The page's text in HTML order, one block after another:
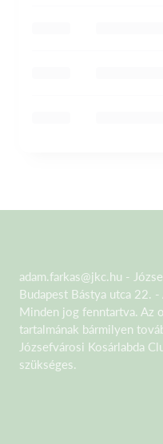
adam.farkas@jkc.hu -
Budapest Bástya utca 22.
Minden jog fenntartva. Az
tartalmának bármilyen
Józsefvárosi Kosárlabda
szükséges.